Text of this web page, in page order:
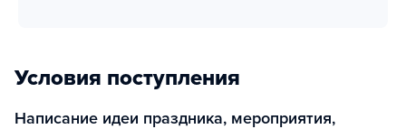
Условия поступления
Написание идеи праздника, мероприятия,